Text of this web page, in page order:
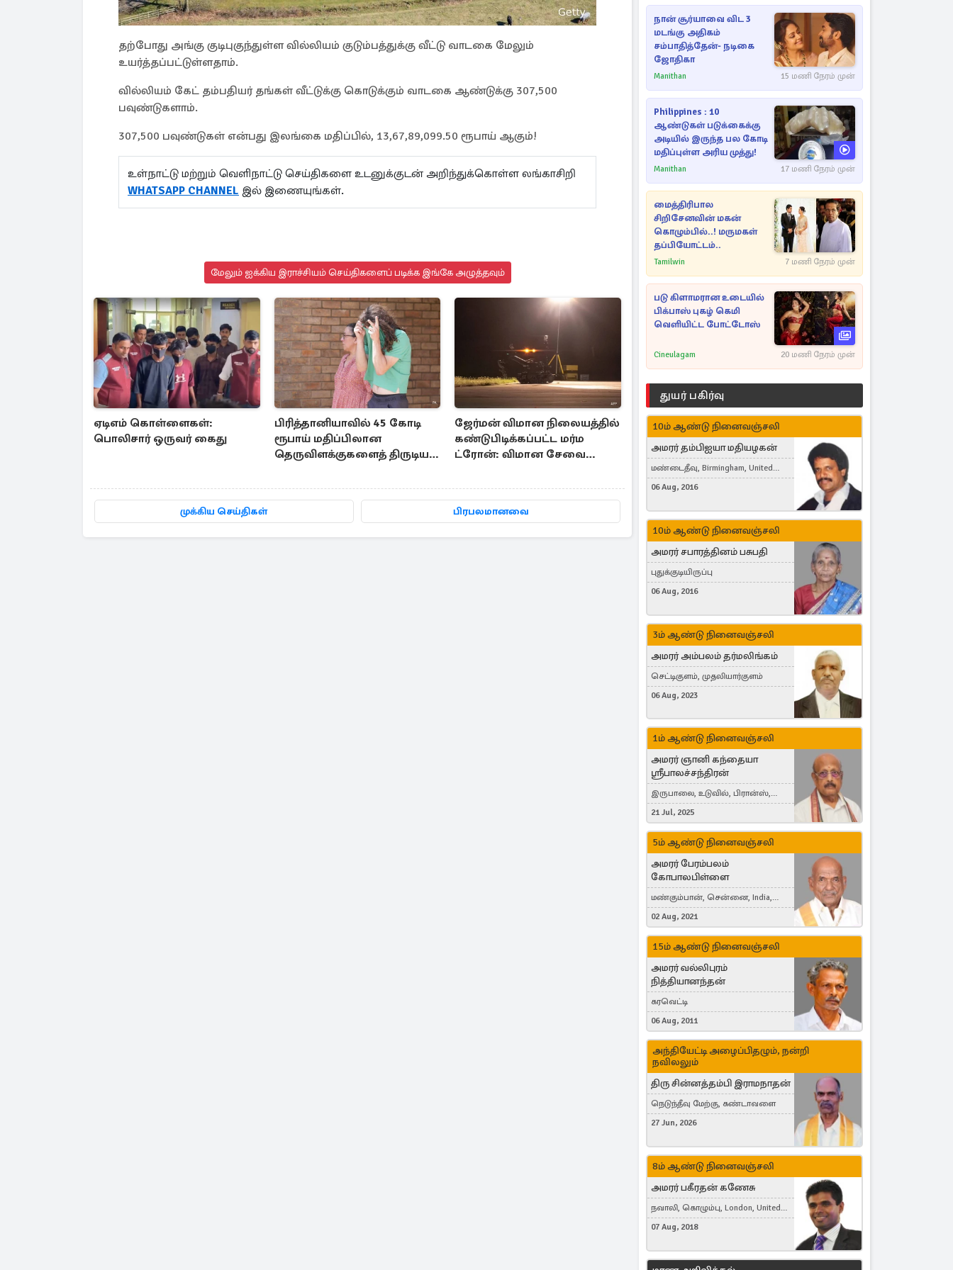
தற்போது அங்கு குடிபுகுந்துள்ள வில்லியம் குடும்பத்துக்கு வீட்டு வாடகை மேலும்
உயர்த்தப்பட்டுள்ளதாம்.
வில்லியம் கேட் தம்பதியர் தங்கள் வீட்டுக்கு கொடுக்கும் வாடகை ஆண்டுக்கு 307,500
பவுண்டுகளாம்.
307,500 பவுண்டுகள் என்பது இலங்கை மதிப்பில், 13,67,89,099.50 ரூபாய் ஆகும்!
உள்நாட்டு மற்றும் வெளிநாட்டு செய்திகளை உடனுக்குடன் அறிந்துக்கொள்ள லங்காசிறி
WHATSAPP CHANNEL இல் இணையுங்கள்.
மேலும் ஐக்கிய இராச்சியம் செய்திகளைப் படிக்க இங்கே அழுத்தவும்
ஏடிஎம் கொள்ளைகள்:
பொலிசார் ஒருவர் கைது
பிரித்தானியாவில் 45 கோடி
ரூபாய் மதிப்பிலான
தெருவிளக்குகளைத் திருடிய
ஜேர்மன் விமான நிலையத்தில்
கண்டுபிடிக்கப்பட்ட மர்ம
ட்ரோன்: விமான சேவை
முக்கிய செய்திகள் பிரபலமானவை
நான் சூர்யாவை விட 3
மடங்கு அதிகம்
சம்பாதித்தேன்- நடிகை
ஜோதிகா
Manithan 15 மணி நேரம் முன்
Philippines : 10
ஆண்டுகள் படுக்கைக்கு
அடியில் இருந்த பல கோடி
மதிப்புள்ள அரிய முத்து!
Manithan 17 மணி நேரம் முன்
மைத்திரிபால
சிறிசேனவின் மகன்
கொழும்பில்..! மருமகள்
தப்பியோட்டம்..
Tamilwin 7 மணி நேரம் முன்
படு கிளாமரான உடையில்
பிக்பாஸ் புகழ் கெமி
வெளியிட்ட போட்டோஸ்
Cineulagam 20 மணி நேரம் முன்
துயர் பகிர்வு
10ம் ஆண்டு நினைவஞ்சலி
அமரர் தம்பிஐயா மதியழகன்
மண்டைதீவு, Birmingham, United
Kingdom
06 Aug, 2016
10ம் ஆண்டு நினைவஞ்சலி
அமரர் சபாரத்தினம் பசுபதி
புதுக்குடியிருப்பு
06 Aug, 2016
3ம் ஆண்டு நினைவஞ்சலி
அமரர் அம்பலம் தர்மலிங்கம்
செட்டிகுளம், முதலியார்குளம்
06 Aug, 2023
1ம் ஆண்டு நினைவஞ்சலி
அமரர் ஞானி கந்தையா
ஸ்ரீபாலச்சந்திரன்
இருபாலை, உடுவில், பிரான்ஸ்,
France
21 Jul, 2025
5ம் ஆண்டு நினைவஞ்சலி
அமரர் பேரம்பலம்
கோபாலபிள்ளை
மண்கும்பான், சென்னை, India,
Cergy, France
02 Aug, 2021
15ம் ஆண்டு நினைவஞ்சலி
அமரர் வல்லிபுரம்
நித்தியானந்தன்
கரவெட்டி
06 Aug, 2011
அந்தியேட்டி அழைப்பிதழும், நன்றி
நவிலலும்
திரு சின்னத்தம்பி இராமநாதன்
நெடுந்தீவு மேற்கு, கண்டாவளை
27 Jun, 2026
8ம் ஆண்டு நினைவஞ்சலி
அமரர் பகீரதன் கணேசு
நவாலி, கொழும்பு, London, United
Kingdom
07 Aug, 2018